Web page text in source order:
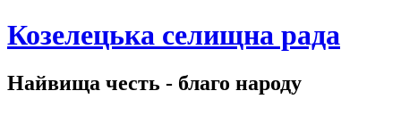
Козелецька селищна рада
Найвища честь - благо народу